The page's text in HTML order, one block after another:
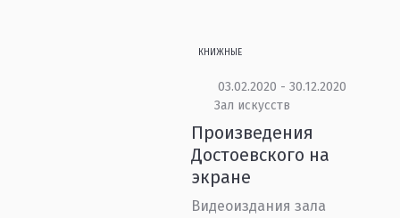
КНИЖНЫЕ
03.02.2020 - 30.12.2020
Зал искусств
Произведения
Достоевского на
экране
Видеоиздания зала